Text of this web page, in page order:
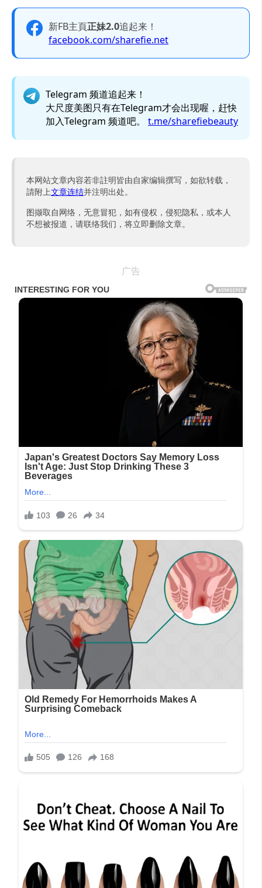
新FB主頁正妹2.0追起来！
facebook.com/sharefie.net
Telegram 频道追起来！
大尺度美图只有在Telegram才会出现喔，赶快
加入Telegram 频道吧。 t.me/sharefiebeauty
本网站文章内容若非註明皆由自家编辑撰写，如欲转载，
請附上文章连结并注明出处。
图撷取自网络，无意冒犯，如有侵权，侵犯隐私，或本人
不想被报道，请联络我们，将立即删除文章。
广告